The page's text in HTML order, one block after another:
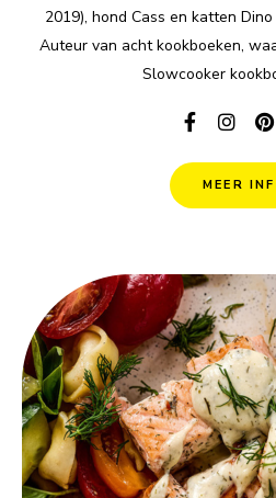
2019), hond Cass en katten
Auteur van acht kookboeken,
Slowcooker
MEER